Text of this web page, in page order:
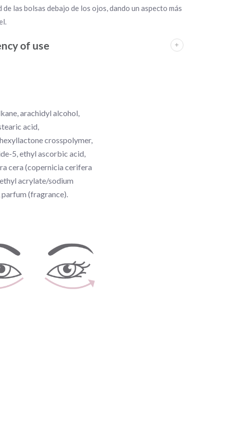
las bolsas debajo de los ojos, dando un aspecto más
of use
arachidyl alcohol,
acid,
crosspolymer,
5, ethyl ascorbic acid,
cera (copernicia cerifera
acrylate/sodium
(fragrance).